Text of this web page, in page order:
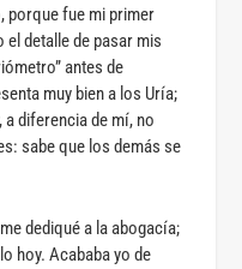
porque fue mi primer
el detalle de pasar mis
antes de
muy bien a los Uría;
a diferencia de mí, no
sabe que los demás se
dediqué a la abogacía;
hoy. Acababa yo de